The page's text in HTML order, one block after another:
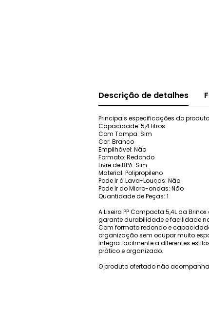
Descrição de detalhes
Principais especificações do
Capacidade: 5,4 litros
Com Tampa: Sim
Cor: Branco
Empilhável: Não
Formato: Redondo
Livre de BPA: Sim
Material: Polipropileno
Pode Ir à Lava-Louças: Não
Pode Ir ao Micro-ondas: Não
Quantidade de Peças: 1
A Lixeira PP Compacta 5,4L da
garante durabilidade e facilidade
Com formato redondo e
organização sem ocupar muito
integra facilmente a diferentes
prático e organizado.
O produto ofertado não